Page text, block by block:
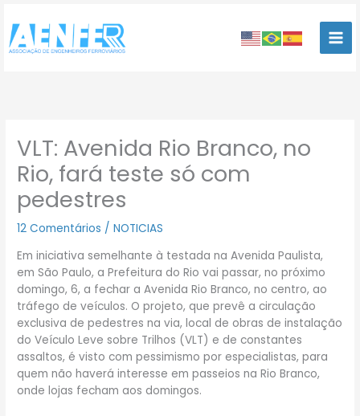
para
conteúdo
VLT: Avenida Rio Branco, no
Rio, fará teste só com
pedestres
12 Comentários /NOTICIAS
Em iniciativa semelhante à testada na Avenida Paulista,
em São Paulo, a Prefeitura do Rio vai passar, no próximo
domingo, 6, a fechar a Avenida Rio Branco, no centro, ao
tráfego de veículos. O projeto, que prevê a circulação
exclusiva de pedestres na via, local de obras de instalação
do Veículo Leve sobre Trilhos (VLT) e de constantes
assaltos, é visto com pessimismo por especialistas, para
quem não haverá interesse em passeios na Rio Branco,
onde lojas fecham aos domingos.